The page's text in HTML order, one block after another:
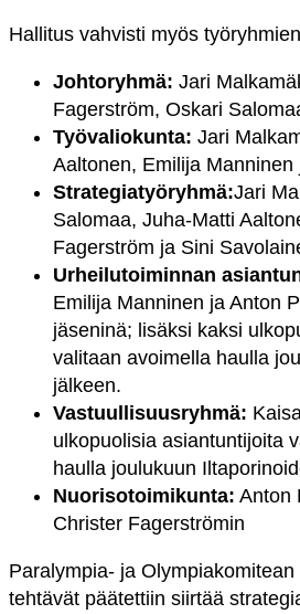
Hallitus vahvisti myös
Johtoryhmä: Jari
Fagerström, Oskari
Työvaliokunta: Jari
Aaltonen, Emilija
Strategiatyöryhmä:Jari
Salomaa, Juha-Matti
Fagerström ja Sini
Urheilutoiminnan
Emilija Manninen ja Anton
jäseninä; lisäksi kaksi
valitaan avoimella haulla
jälkeen.
Vastuullisuusryhmä:
ulkopuolisia asiantuntijoita
haulla joulukuun
Nuorisotoimikunta: Anton
Christer Fagerströmin
Paralympia- ja
tehtävät päätettiin siirtää